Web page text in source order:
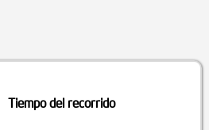
Tiempo del recorrido